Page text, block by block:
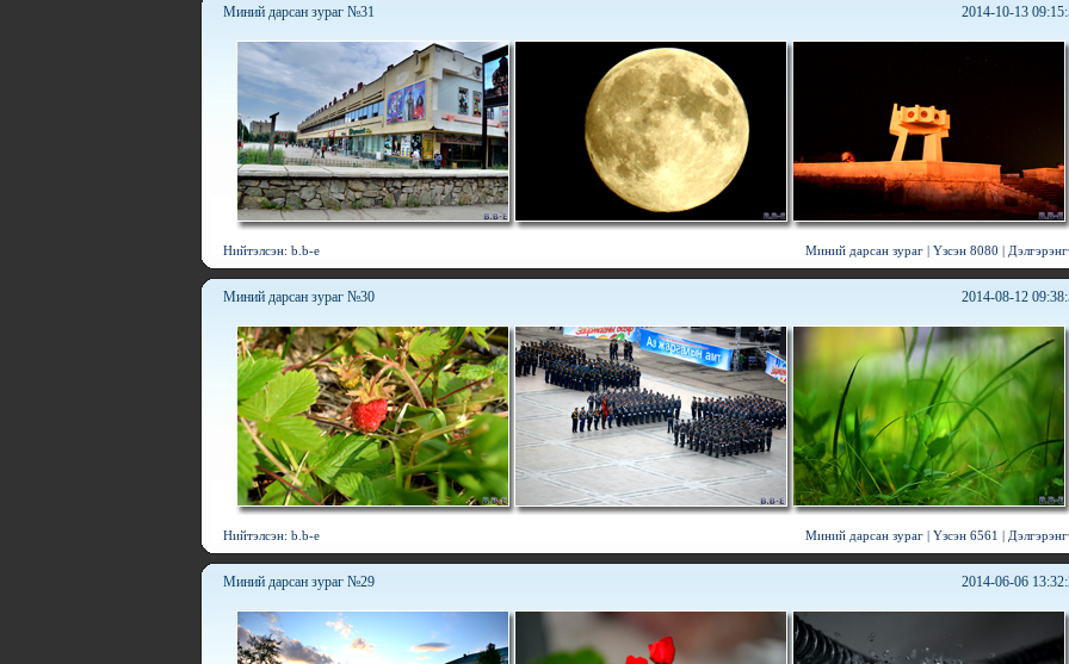
Миний дарсан зураг №31 2014-10-13
Нийтэлсэн: b.b-e Миний дарсан зураг | Үзсэн 8080 |
Миний дарсан зураг №30 2014-08-12
Нийтэлсэн: b.b-e Миний дарсан зураг | Үзсэн 6561 |
Миний дарсан зураг №29 2014-06-06